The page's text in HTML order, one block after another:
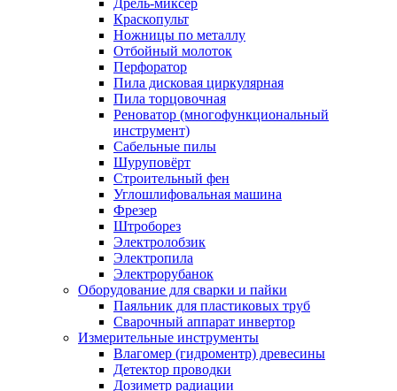
Дрель-миксер
Краскопульт
Ножницы по металлу
Отбойный молоток
Перфоратор
Пила дисковая циркулярная
Пила торцовочная
Реноватор (многофункциональный
инструмент)
Сабельные пилы
Шуруповёрт
Строительный фен
Углошлифовальная машина
Фрезер
Штроборез
Электролобзик
Электропила
Электрорубанок
Оборудование для сварки и пайки
Паяльник для пластиковых труб
Сварочный аппарат инвертор
Измерительные инструменты
Влагомер (гидроментр) древесины
Детектор проводки
Дозиметр радиации